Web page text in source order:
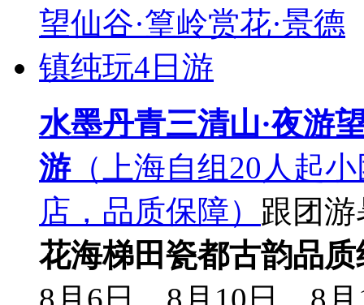
水墨丹青三清山·夜游
游（上海自组20人起
店，品质保障） 跟团游
花海梯田 瓷都古韵品